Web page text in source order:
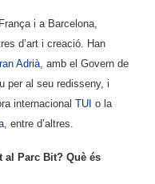
i a Barcelona,
d’art i creació. Han
Adrià , amb el Govern de
per al seu redisseny, i
internacional TUI o la
, entre d’altres.
al Parc Bit? Què és